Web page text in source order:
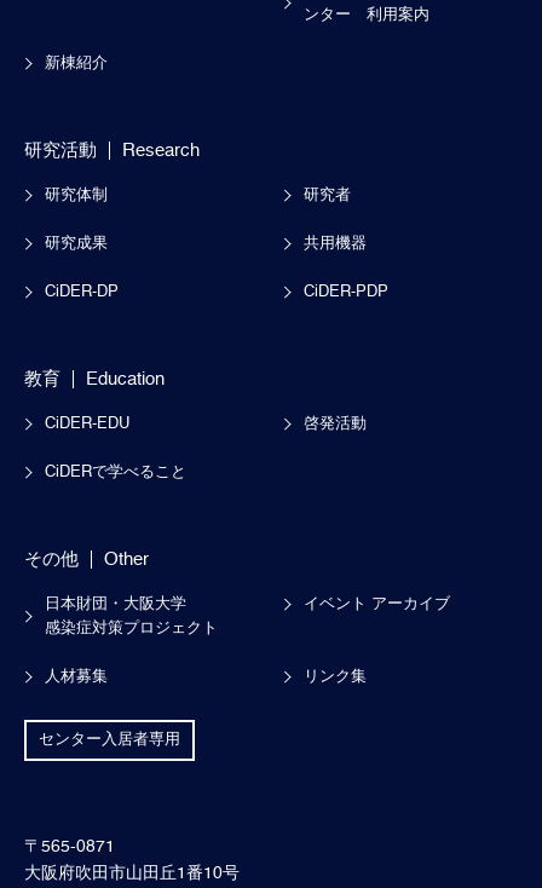
ンター 利用案内
新棟紹介
研究活動 Research
研究体制 研究者
研究成果 共用機器
CiDER-DP CiDER-PDP
教育 Education
CiDER-EDU 啓発活動
CiDERで学べること
その他 Other
日本財団・大阪大学
感染症対策プロジェクト
イベント アーカイブ
人材募集 リンク集
センター入居者専用
〒565-0871
大阪府吹田市山田丘1番10号